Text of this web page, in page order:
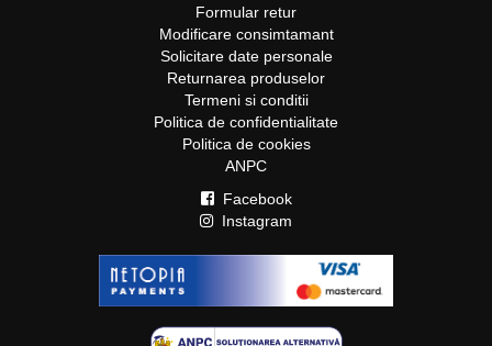
Formular retur
Modificare consimtamant
Solicitare date personale
Returnarea produselor
Termeni si conditii
Politica de confidentialitate
Politica de cookies
ANPC
Facebook
Instagram